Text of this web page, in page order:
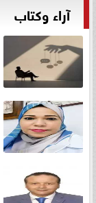
آراء وكتاب